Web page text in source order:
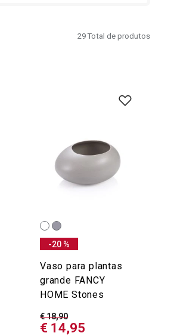
29Total de produtos
-20 %
Vaso para plantas
grande FANCY
HOME Stones
€ 18,90
€ 14,95